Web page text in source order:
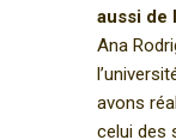
aussi de
Ana
avons
celui des